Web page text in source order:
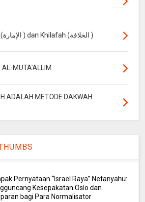
Perbedaan Imarah (الإمارة ) dan Khilafah (الخلافة )
AL-MUTA'ALLIM
ADALAH METODE DAKWAH
Pernyataan “Israel Raya” Netanyahu:
Kesepakatan Oslo dan
bagi Para Normalisator